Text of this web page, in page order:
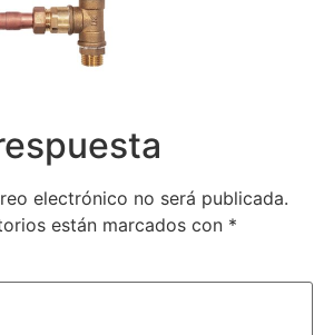
electrónico no será publicada.
están marcados con *